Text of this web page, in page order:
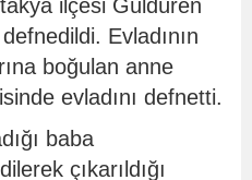
ilçesi Güldüren
Evladının
boğulan anne
evladını defnetti.
baba
çıkarıldığı